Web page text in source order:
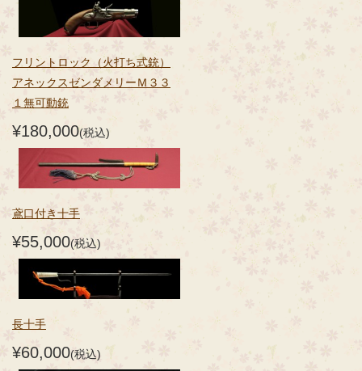
フリントロック（火打ち式銃）
アネックスゼンダメリーＭ３３
１無可動銃
¥180,000(税込)
鳶口付き十手
¥55,000(税込)
長十手
¥60,000(税込)